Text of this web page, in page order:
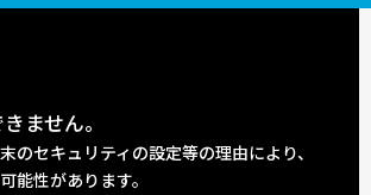
ません。
のセキュリティの設定等の理由により、
能性があります。